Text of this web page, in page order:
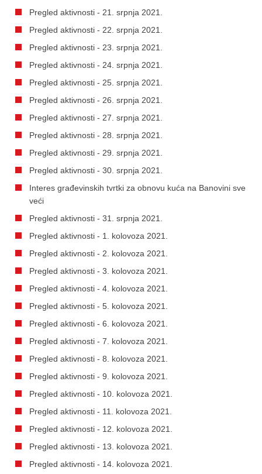
Pregled aktivnosti - 21. srpnja 2021.
Pregled aktivnosti - 22. srpnja 2021.
Pregled aktivnosti - 23. srpnja 2021.
Pregled aktivnosti - 24. srpnja 2021.
Pregled aktivnosti - 25. srpnja 2021.
Pregled aktivnosti - 26. srpnja 2021.
Pregled aktivnosti - 27. srpnja 2021.
Pregled aktivnosti - 28. srpnja 2021.
Pregled aktivnosti - 29. srpnja 2021.
Pregled aktivnosti - 30. srpnja 2021.
Interes građevinskih tvrtki za obnovu kuća na Banovini sve
veći
Pregled aktivnosti - 31. srpnja 2021.
Pregled aktivnosti - 1. kolovoza 2021.
Pregled aktivnosti - 2. kolovoza 2021.
Pregled aktivnosti - 3. kolovoza 2021.
Pregled aktivnosti - 4. kolovoza 2021.
Pregled aktivnosti - 5. kolovoza 2021.
Pregled aktivnosti - 6. kolovoza 2021.
Pregled aktivnosti - 7. kolovoza 2021.
Pregled aktivnosti - 8. kolovoza 2021.
Pregled aktivnosti - 9. kolovoza 2021.
Pregled aktivnosti - 10. kolovoza 2021.
Pregled aktivnosti - 11. kolovoza 2021.
Pregled aktivnosti - 12. kolovoza 2021.
Pregled aktivnosti - 13. kolovoza 2021.
Pregled aktivnosti - 14. kolovoza 2021.